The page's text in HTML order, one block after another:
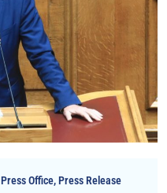
Press Office,Press Release